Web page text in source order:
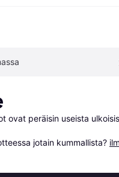
ovat peräisin useista
jotain kummallista?